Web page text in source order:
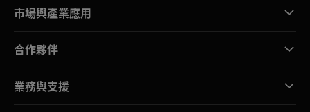
市場與產業應用
合作夥伴
業務與支援